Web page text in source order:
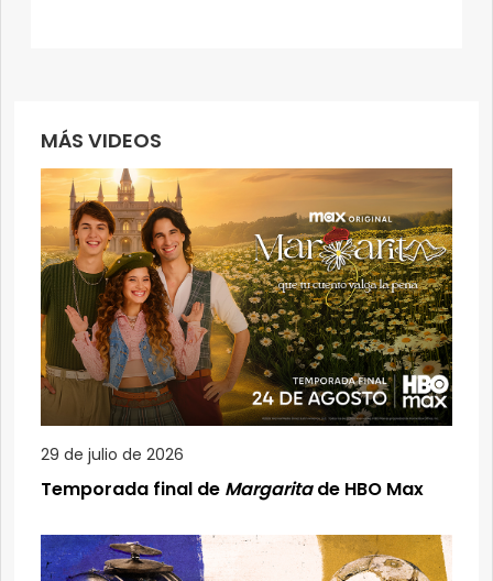
MÁS VIDEOS
29 de julio de 2026
Temporada final de Margaritade HBO Max